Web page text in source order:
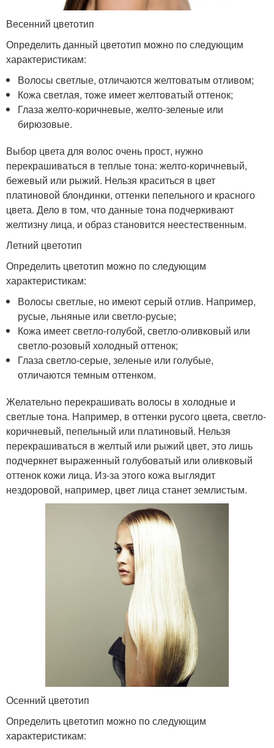
Весенний цветотип
Определить данный цветотип можно по следующим
характеристикам:
Волосы светлые, отличаются желтоватым отливом;
Кожа светлая, тоже имеет желтоватый оттенок;
Глаза желто-коричневые, желто-зеленые или
бирюзовые.
Выбор цвета для волос очень прост, нужно
перекрашиваться в теплые тона: желто-коричневый,
бежевый или рыжий. Нельзя краситься в цвет
платиновой блондинки, оттенки пепельного и красного
цвета. Дело в том, что данные тона подчеркивают
желтизну лица, и образ становится неестественным.
Летний цветотип
Определить цветотип можно по следующим
характеристикам:
Волосы светлые, но имеют серый отлив. Например,
русые, льняные или светло-русые;
Кожа имеет светло-голубой, светло-оливковый или
светло-розовый холодный оттенок;
Глаза светло-серые, зеленые или голубые,
отличаются темным оттенком.
Желательно перекрашивать волосы в холодные и
светлые тона. Например, в оттенки русого цвета, светло-
коричневый, пепельный или платиновый. Нельзя
перекрашиваться в желтый или рыжий цвет, это лишь
подчеркнет выраженный голубоватый или оливковый
оттенок кожи лица. Из-за этого кожа выглядит
нездоровой, например, цвет лица станет землистым.
Осенний цветотип
Определить цветотип можно по следующим
характеристикам: